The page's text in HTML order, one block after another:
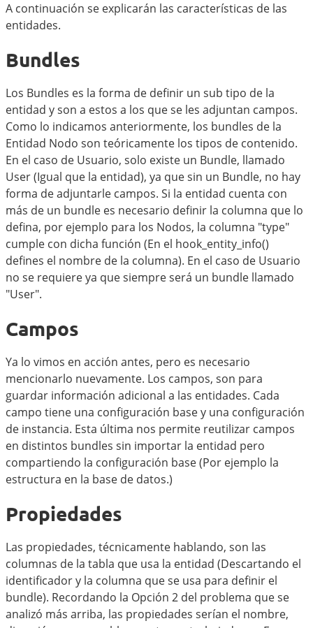
A continuación se explicarán las características de las
entidades.
Bundles
Los Bundles es la forma de definir un sub tipo de la
entidad y son a estos a los que se les adjuntan campos.
Como lo indicamos anteriormente, los bundles de la
Entidad Nodo son teóricamente los tipos de contenido.
En el caso de Usuario, solo existe un Bundle, llamado
User (Igual que la entidad), ya que sin un Bundle, no hay
forma de adjuntarle campos. Si la entidad cuenta con
más de un bundle es necesario definir la columna que lo
defina, por ejemplo para los Nodos, la columna "type"
cumple con dicha función (En el hook_entity_info()
defines el nombre de la columna). En el caso de Usuario
no se requiere ya que siempre será un bundle llamado
"User".
Campos
Ya lo vimos en acción antes, pero es necesario
mencionarlo nuevamente. Los campos, son para
guardar información adicional a las entidades. Cada
campo tiene una configuración base y una configuración
de instancia. Esta última nos permite reutilizar campos
en distintos bundles sin importar la entidad pero
compartiendo la configuración base (Por ejemplo la
estructura en la base de datos.)
Propiedades
Las propiedades, técnicamente hablando, son las
columnas de la tabla que usa la entidad (Descartando el
identificador y la columna que se usa para definir el
bundle). Recordando la Opción 2 del problema que se
analizó más arriba, las propiedades serían el nombre,